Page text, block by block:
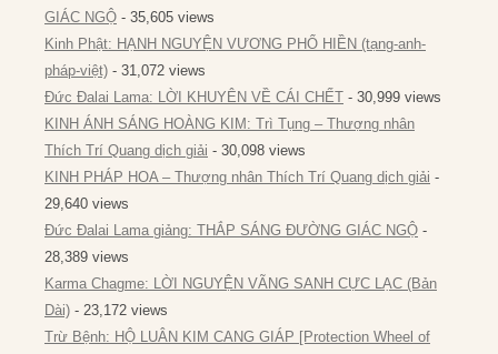
GIÁC NGỘ - 35,605 views
Kinh Phật: HẠNH NGUYỆN VƯƠNG PHỔ HIỀN (tạng-anh-
pháp-việt) - 31,072 views
Đức Đalai Lama: LỜI KHUYÊN VỀ CÁI CHẾT - 30,999 views
KINH ÁNH SÁNG HOÀNG KIM: Trì Tụng – Thượng nhân
Thích Trí Quang dịch giải - 30,098 views
KINH PHÁP HOA – Thượng nhân Thích Trí Quang dịch giải -
29,640 views
Đức Đalai Lama giảng: THẮP SÁNG ĐƯỜNG GIÁC NGỘ -
28,389 views
Karma Chagme: LỜI NGUYỆN VÃNG SANH CỰC LẠC (Bản
Dài) - 23,172 views
Trừ Bệnh: HỘ LUÂN KIM CANG GIÁP [Protection Wheel of